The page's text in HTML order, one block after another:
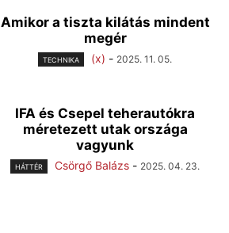
Amikor a tiszta kilátás mindent
megér
TECHNIKA (x) - 2025. 11. 05.
IFA és Csepel teherautókra
méretezett utak országa
vagyunk
HÁTTÉR Csörgő Balázs - 2025. 04. 23.